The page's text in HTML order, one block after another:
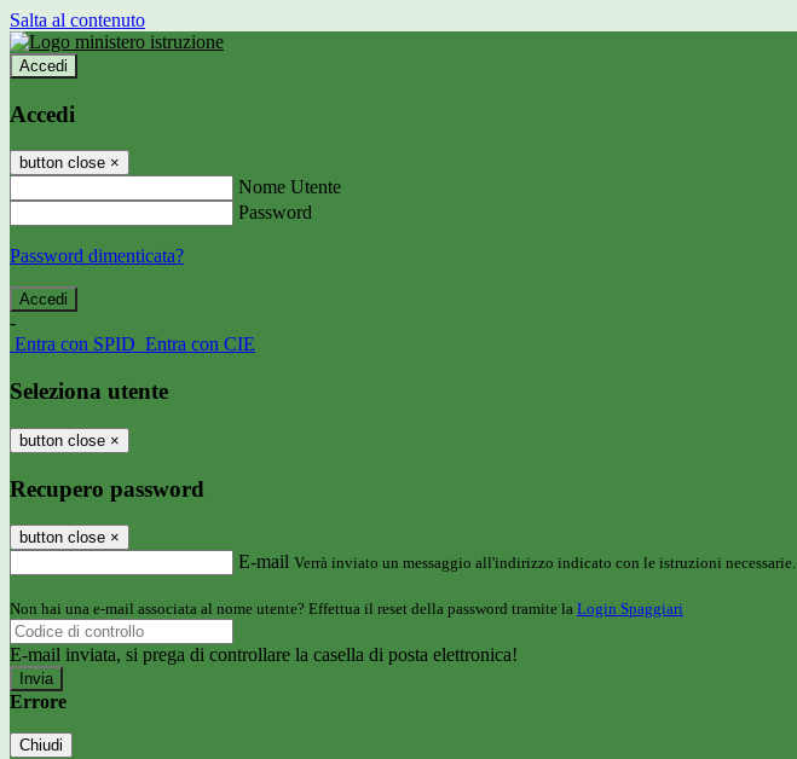
Salta al contenuto
Accedi
Accedi
button close ×
Nome Utente
Password
Password dimenticata?
-
Entra con SPID Entra con CIE
Seleziona utente
button close ×
Recupero password
button close ×
E-mail Verrà inviato un messaggio all'indirizzo indicato con le istruzioni necessarie.
Non hai una e-mail associata al nome utente? Effettua il reset della password tramite la Login Spaggiari
E-mail inviata, si prega di controllare la casella di posta elettronica!
Errore
Chiudi